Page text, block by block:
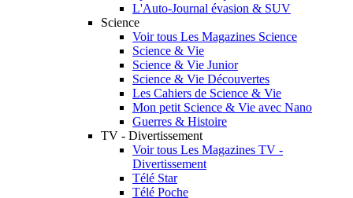
L'Auto-Journal évasion & SUV
Science
Voir tous Les Magazines Science
Science & Vie
Science & Vie Junior
Science & Vie Découvertes
Les Cahiers de Science & Vie
Mon petit Science & Vie avec Nano
Guerres & Histoire
TV - Divertissement
Voir tous Les Magazines TV -
Divertissement
Télé Star
Télé Poche